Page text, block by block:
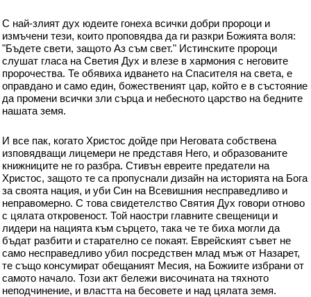
С най-злият дух юдеите гонеха всички добри пророци и
измъчени тези, които проповядва да ги разкри Божията воля:
"Бъдете свети, защото Аз съм свет." Истинските пророци
слушат гласа на Светия Дух и влезе в хармония с неговите
пророчества. Те обявиха идването на Спасителя на света, е
оправдано и само един, божественият цар, който е в състояние
да промени всички зли сърца и небесното царство на бедните
нашата земя.
И все пак, когато Христос дойде при Неговата собствена
изповядващи лицемери не представя Него, и образованите
книжниците не го разбра. Стивън евреите предатели на
Христос, защото те са пропуснали дизайн на историята на Бога
за своята нация, и уби Син на Всевишния несправедливо и
неправомерно. С това свидетелство Святия Дух говори отново
с цялата откровеност. Той наостри главните свещеници и
лидери на нацията към сърцето, така че те биха могли да
бъдат разбити и старателно се покаят. Еврейският съвет не
само несправедливо убил посредствен млад мъж от Назарет,
те също консумират обещаният Месия, на Божиите избрани от
самото начало. Този акт бележи височината на тяхното
неподчинение, и властта на бесовете и над цялата земя.